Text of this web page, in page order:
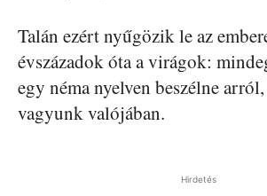
Talán ezért nyűgözik le az
évszázadok óta a virágok:
egy néma nyelven beszélne
vagyunk valójában.
Hirdetés